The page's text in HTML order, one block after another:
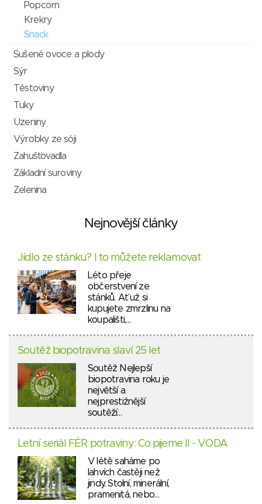
Popcorn
Krekry
Snack
Sušené ovoce a plody
Sýr
Těstoviny
Tuky
Uzeniny
Výrobky ze sóji
Zahušťovadla
Základní suroviny
Zelenina
Nejnovější články
Jídlo ze stánku? I to můžete reklamovat
Léto přeje
občerstvení ze
stánků. Ať už si
kupujete zmrzlinu na
koupališti,…
Soutěž biopotravina slaví 25 let
Soutěž Nejlepší
biopotravina roku je
největší a
nejprestižnější
soutěží…
Letní seriál FÉR potraviny: Co pijeme II - VODA
V létě saháme po
lahvích častěji než
jindy. Stolní, minerální,
pramenitá, nebo…